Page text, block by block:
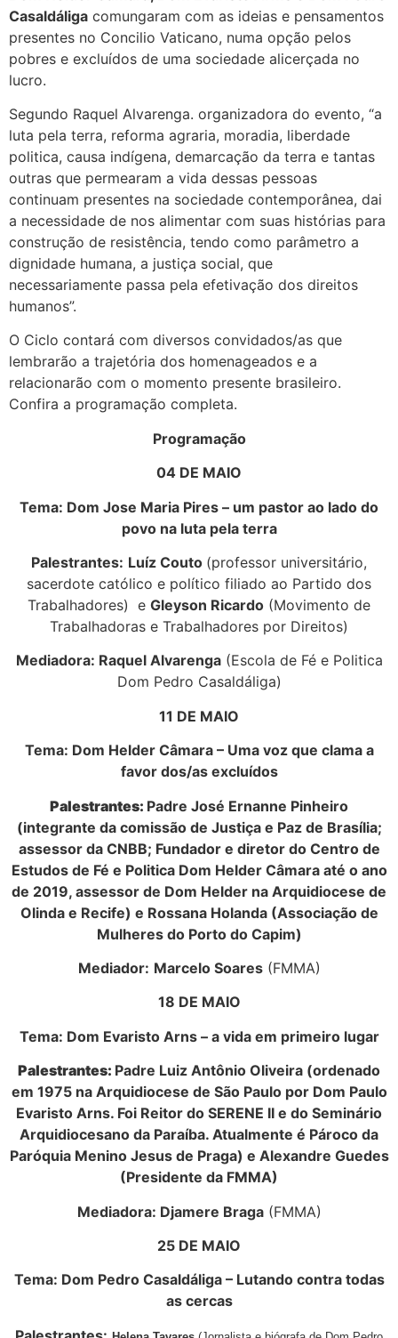
Casaldáliga comungaram com as ideias e pensamentos
presentes no Concilio Vaticano, numa opção pelos
pobres e excluídos de uma sociedade alicerçada no
lucro.
Segundo Raquel Alvarenga. organizadora do evento, “a
luta pela terra, reforma agraria, moradia, liberdade
politica, causa indígena, demarcação da terra e tantas
outras que permearam a vida dessas pessoas
continuam presentes na sociedade contemporânea, dai
a necessidade de nos alimentar com suas histórias para
construção de resistência, tendo como parâmetro a
dignidade humana, a justiça social, que
necessariamente passa pela efetivação dos direitos
humanos”.
O Ciclo contará com diversos convidados/as que
lembrarão a trajetória dos homenageados e a
relacionarão com o momento presente brasileiro.
Confira a programação completa.
Programação
04 DE MAIO
Tema: Dom Jose Maria Pires – um pastor ao lado do
povo na luta pela terra
Palestrantes: Luíz Couto (professor universitário,
sacerdote católico e político filiado ao Partido dos
Trabalhadores) e Gleyson Ricardo (Movimento de
Trabalhadoras e Trabalhadores por Direitos)
Mediadora: Raquel Alvarenga(Escola de Fé e Politica
Dom Pedro Casaldáliga)
11 DE MAIO
Tema: Dom Helder Câmara – Uma voz que clama a
favor dos/as excluídos
Palestrantes: Padre José Ernanne Pinheiro
(integrante da comissão de Justiça e Paz de Brasília;
assessor da CNBB; Fundador e diretor do Centro de
Estudos de Fé e Politica Dom Helder Câmara até o ano
de 2019, assessor de Dom Helder na Arquidiocese de
Olinda e Recife) e Rossana Holanda (Associação de
Mulheres do Porto do Capim)
Mediador: Marcelo Soares(FMMA)
18 DE MAIO
Tema: Dom Evaristo Arns – a vida em primeiro lugar
Palestrantes: Padre Luiz Antônio Oliveira (ordenado
em 1975 na Arquidiocese de São Paulo por Dom Paulo
Evaristo Arns. Foi Reitor do SERENE II e do Seminário
Arquidiocesano da Paraíba. Atualmente é Pároco da
Paróquia Menino Jesus de Praga) e Alexandre Guedes
(Presidente da FMMA)
Mediadora: Djamere Braga(FMMA)
25 DE MAIO
Tema: Dom Pedro Casaldáliga – Lutando contra todas
as cercas